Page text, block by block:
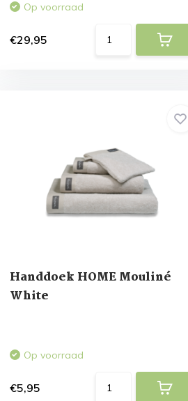
Op voorraad
€29,95
Handdoek HOME Mouliné
White
Op voorraad
€5,95